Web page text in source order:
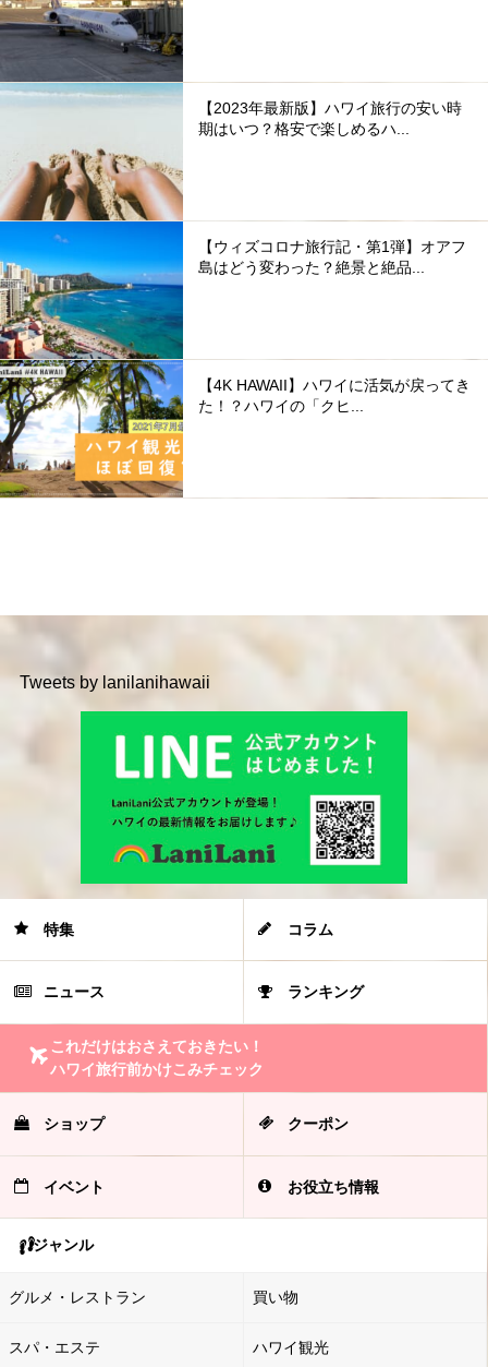
【2023年最新版】ハワイ旅行の安い時
期はいつ？格安で楽しめるハ...
【ウィズコロナ旅行記・第1弾】オアフ
島はどう変わった？絶景と絶品...
【4K HAWAII】ハワイに活気が戻ってき
た！？ハワイの「クヒ...
Tweets by lanilanihawaii
特集 コラム
ニュース ランキング
これだけはおさえておきたい！
ハワイ旅行前かけこみチェック
ショップ クーポン
イベント お役立ち情報
ジャンル
グルメ・レストラン 買い物
スパ・エステ ハワイ観光